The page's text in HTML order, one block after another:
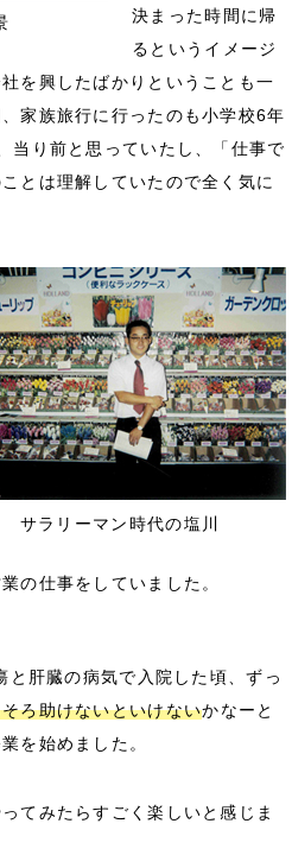
決まった時間に帰
るというイメージ
を興したばかりということも一
家族旅行に行ったのも小学校6年
当り前と思っていたし、「仕事で
とは理解していたので全く気に
サラリーマン時代の塩川
の仕事をしていました。
肝臓の病気で入院した頃、ずっ
ろ助けないといけないかなーと
を始めました。
てみたらすごく楽しいと感じま